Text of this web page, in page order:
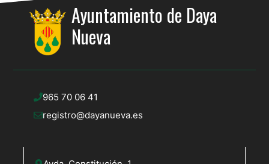
Ayuntamiento de Daya
Nueva
965 70 06 41
registro@dayanueva.es